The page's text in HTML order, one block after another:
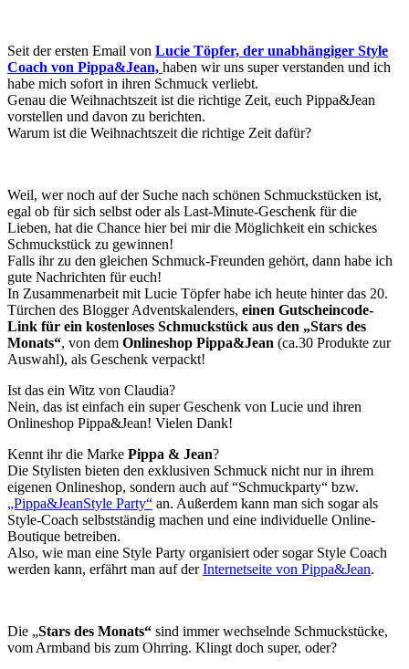
Seit der ersten Email von Lucie Töpfer, der unabhängiger Style
Coach von Pippa&Jean, haben wir uns super verstanden und ich
habe mich sofort in ihren Schmuck verliebt.
Genau die Weihnachtszeit ist die richtige Zeit, euch Pippa&Jean
vorstellen und davon zu berichten.
Warum ist die Weihnachtszeit die richtige Zeit dafür?
Weil, wer noch auf der Suche nach schönen Schmuckstücken ist,
egal ob für sich selbst oder als Last-Minute-Geschenk für die
Lieben, hat die Chance hier bei mir die Möglichkeit ein schickes
Schmuckstück zu gewinnen!
Falls ihr zu den gleichen Schmuck-Freunden gehört, dann habe ich
gute Nachrichten für euch!
In Zusammenarbeit mit Lucie Töpfer habe ich heute hinter das 20.
Türchen des Blogger Adventskalenders, einen Gutscheincode-
Link für ein kostenloses Schmuckstück aus den „Stars des
Monats“, von dem Onlineshop Pippa&Jean (ca.30 Produkte zur
Auswahl), als Geschenk verpackt!
Ist das ein Witz von Claudia?
Nein, das ist einfach ein super Geschenk von Lucie und ihren
Onlineshop Pippa&Jean! Vielen Dank!
Kennt ihr die Marke Pippa & Jean?
Die Stylisten bieten den exklusiven Schmuck nicht nur in ihrem
eigenen Onlineshop, sondern auch auf “Schmuckparty“ bzw.
„Pippa&JeanStyle Party“ an. Außerdem kann man sich sogar als
Style-Coach selbstständig machen und eine individuelle Online-
Boutique betreiben.
Also, wie man eine Style Party organisiert oder sogar Style Coach
werden kann, erfährt man auf derInternetseite von Pippa&Jean.
Die „Stars des Monats“ sind immer wechselnde Schmuckstücke,
vom Armband bis zum Ohrring. Klingt doch super, oder?